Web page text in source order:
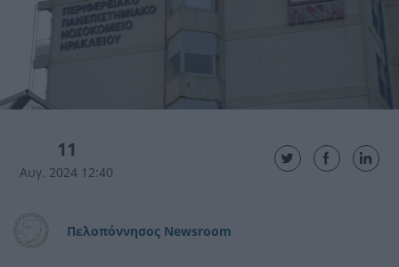
11
Αυγ. 2024 12:40
Πελοπόννησος Newsroom